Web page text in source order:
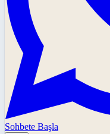
Sohbete Başla